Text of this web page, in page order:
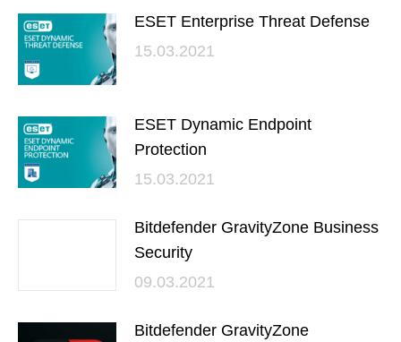
ESET Enterprise Threat Defense
15.03.2021
ESET Dynamic Endpoint
Protection
15.03.2021
Bitdefender GravityZone Business
Security
09.03.2021
Bitdefender GravityZone